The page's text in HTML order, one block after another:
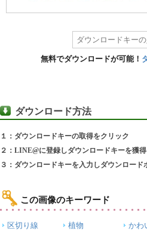
無料でダウンロードが可能！
ダウンロード方法
１：ダウンロードキーの取得をクリック
２：LINE@に登録しダウンロードキーを獲得
３：ダウンロードキーを入力しダウンロード
この画像のキーワード
区切り線 植物 かわ